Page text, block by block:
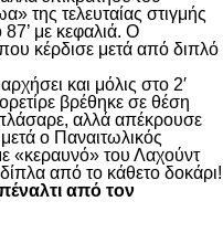
της τελευταίας στιγμής
με κεφαλιά. Ο
κέρδισε μετά από διπλό
και μόλις στο 2′
βρέθηκε σε θέση
αλλά απέκρουσε
ο Παναιτωλικός
«κεραυνό» του Λαχούντ
από το κάθετο δοκάρι!
από τον